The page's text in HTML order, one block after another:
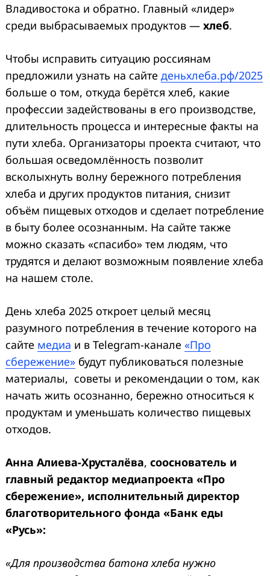
Владивостока и обратно. Главный «лидер»
среди выбрасываемых продуктов — хлеб.
Чтобы исправить ситуацию россиянам
предложили узнать на сайте деньхлеба.рф/2025
больше о том, откуда берётся хлеб, какие
профессии задействованы в его производстве,
длительность процесса и интересные факты на
пути хлеба. Организаторы проекта считают, что
большая осведомлённость позволит
всколыхнуть волну бережного потребления
хлеба и других продуктов питания, снизит
объём пищевых отходов и сделает потребление
в быту более осознанным. На сайте также
можно сказать «спасибо» тем людям, что
трудятся и делают возможным появление хлеба
на нашем столе.
День хлеба 2025 откроет целый месяц
разумного потребления в течение которого на
сайте медиа и в Telegram-канале «Про
сбережение» будут публиковаться полезные
материалы, советы и рекомендации о том, как
начать жить осознанно, бережно относиться к
продуктам и уменьшать количество пищевых
отходов.
Анна Алиева-Хрусталёва, сооснователь и
главный редактор медиапроекта «Про
сбережение», исполнительный директор
благотворительного фонда «Банк еды
«Русь»:
«Для производства батона хлеба нужно